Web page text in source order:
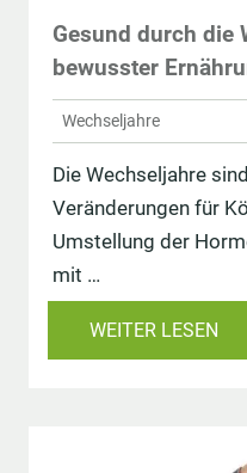
Gesund durch die
bewusster
Wechseljahre
Die Wechseljahre
Veränderungen für
Umstellung der
mit …
WEITER LESEN